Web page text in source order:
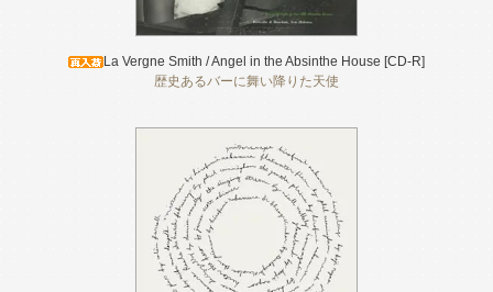
La Vergne Smith / Angel in the Absinthe House [CD-R]
歴史あるバーに舞い降りた天使